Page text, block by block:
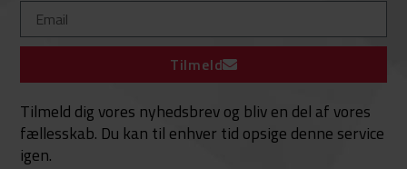
Tilmeld
Tilmeld dig vores nyhedsbrev og bliv en del af vores
fællesskab. Du kan til enhver tid opsige denne service
igen.